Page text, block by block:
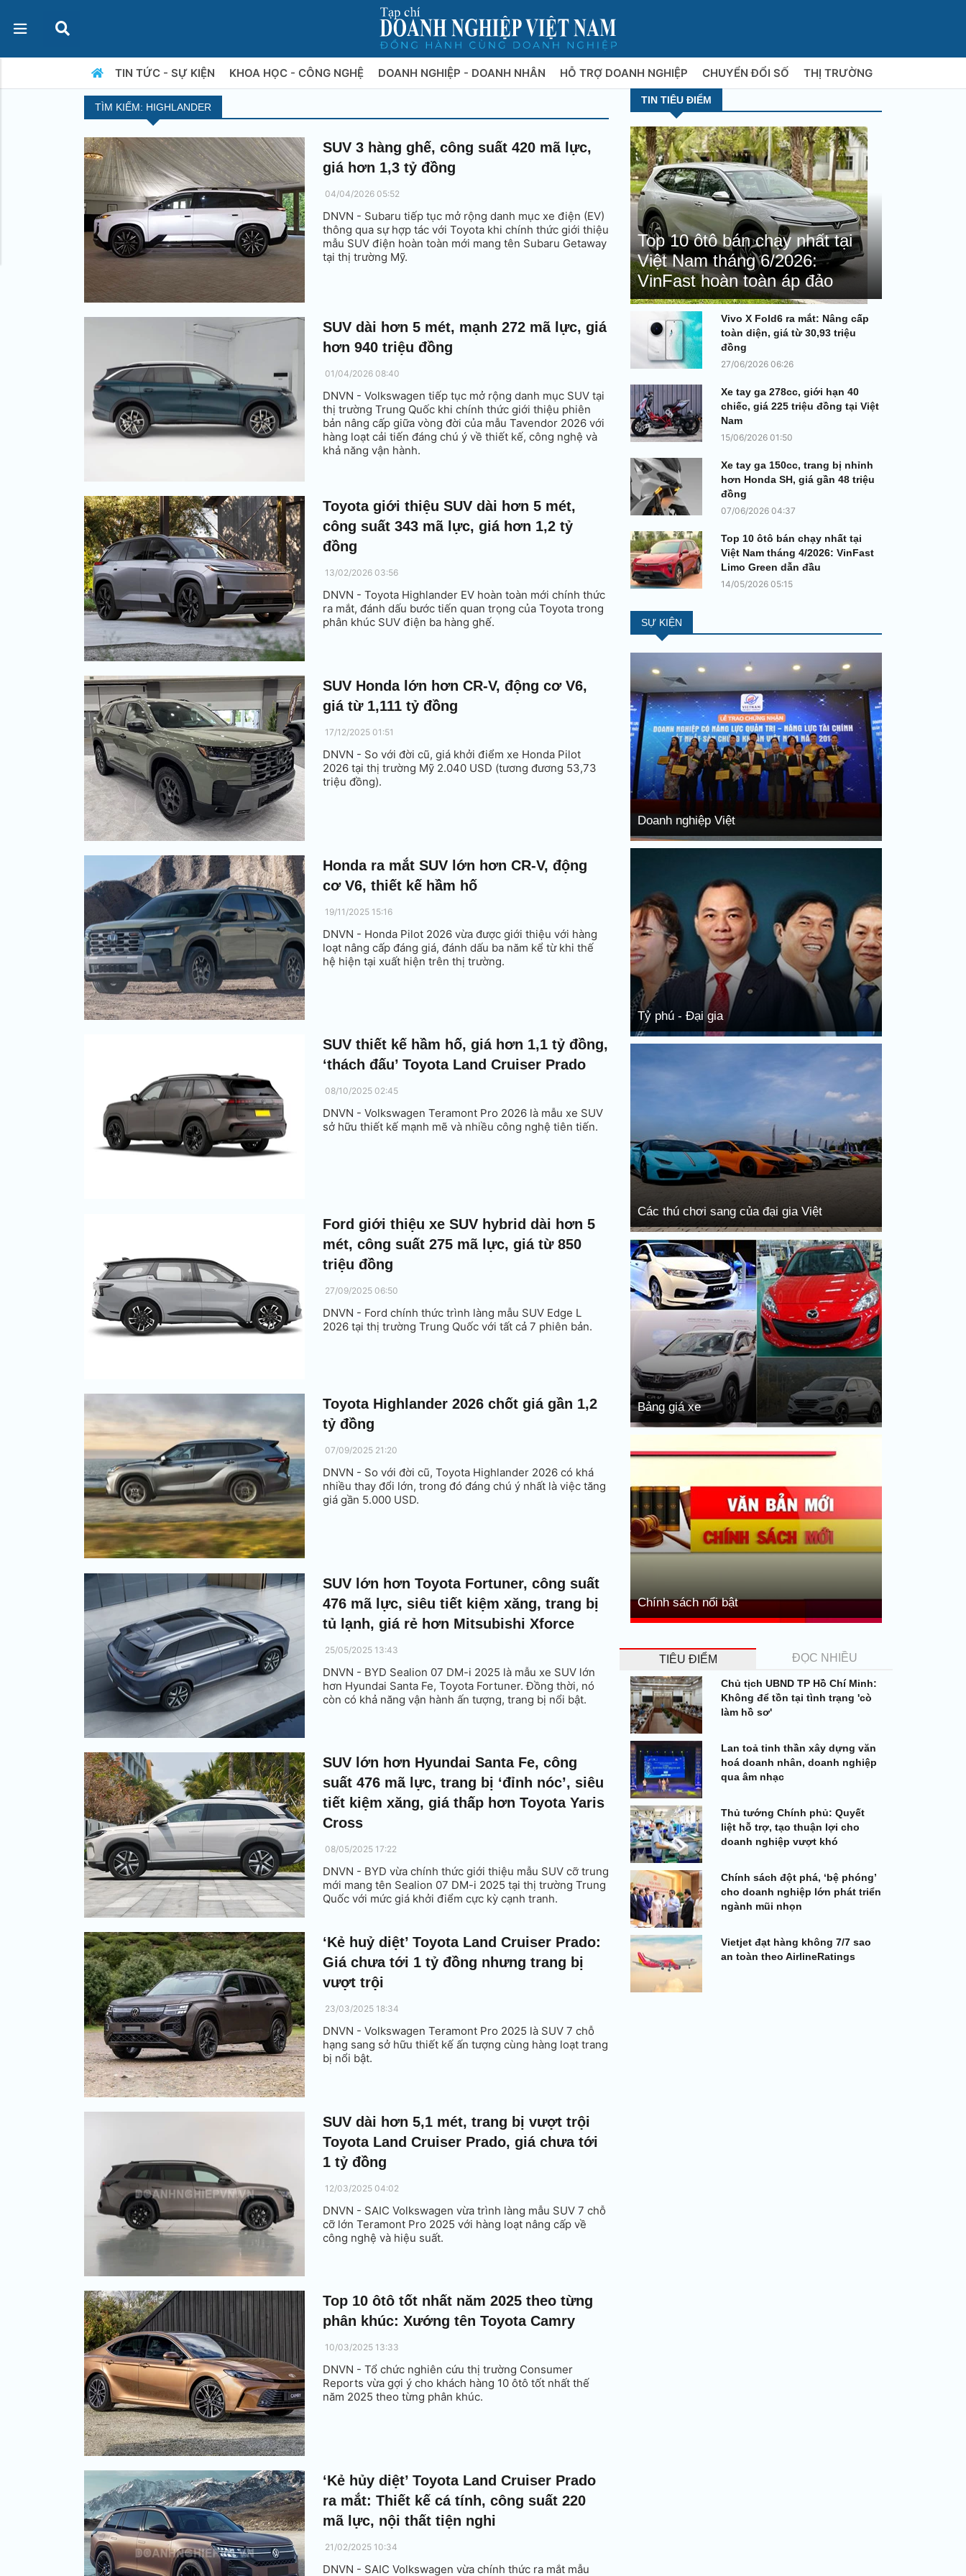
TIN TỨC - SỰ KIỆN KHOA HỌC - CÔNG NGHỆ DOANH NGHIỆP - DOANH NHÂN HỖ TRỢ DOANH NGHIỆP CHUYỂN ĐỔI SỐ THỊ TRƯỜNG
TÌM KIẾM: HIGHLANDER
SUV 3 hàng ghế, công suất 420 mã lực,
giá hơn 1,3 tỷ đồng
04/04/2026 05:52
DNVN - Subaru tiếp tục mở rộng danh mục xe điện (EV)
thông qua sự hợp tác với Toyota khi chính thức giới thiệu
mẫu SUV điện hoàn toàn mới mang tên Subaru Getaway
tại thị trường Mỹ.
SUV dài hơn 5 mét, mạnh 272 mã lực, giá
hơn 940 triệu đồng
01/04/2026 08:40
DNVN - Volkswagen tiếp tục mở rộng danh mục SUV tại
thị trường Trung Quốc khi chính thức giới thiệu phiên
bản nâng cấp giữa vòng đời của mẫu Tavendor 2026 với
hàng loạt cải tiến đáng chú ý về thiết kế, công nghệ và
khả năng vận hành.
Toyota giới thiệu SUV dài hơn 5 mét,
công suất 343 mã lực, giá hơn 1,2 tỷ
đồng
13/02/2026 03:56
DNVN - Toyota Highlander EV hoàn toàn mới chính thức
ra mắt, đánh dấu bước tiến quan trọng của Toyota trong
phân khúc SUV điện ba hàng ghế.
SUV Honda lớn hơn CR-V, động cơ V6,
giá từ 1,111 tỷ đồng
17/12/2025 01:51
DNVN - So với đời cũ, giá khởi điểm xe Honda Pilot
2026 tại thị trường Mỹ 2.040 USD (tương đương 53,73
triệu đồng).
Honda ra mắt SUV lớn hơn CR-V, động
cơ V6, thiết kế hầm hố
19/11/2025 15:16
DNVN - Honda Pilot 2026 vừa được giới thiệu với hàng
loạt nâng cấp đáng giá, đánh dấu ba năm kể từ khi thế
hệ hiện tại xuất hiện trên thị trường.
SUV thiết kế hầm hố, giá hơn 1,1 tỷ đồng,
‘thách đấu’ Toyota Land Cruiser Prado
08/10/2025 02:45
DNVN - Volkswagen Teramont Pro 2026 là mẫu xe SUV
sở hữu thiết kế mạnh mẽ và nhiều công nghệ tiên tiến.
Ford giới thiệu xe SUV hybrid dài hơn 5
mét, công suất 275 mã lực, giá từ 850
triệu đồng
27/09/2025 06:50
DNVN - Ford chính thức trình làng mẫu SUV Edge L
2026 tại thị trường Trung Quốc với tất cả 7 phiên bản.
Toyota Highlander 2026 chốt giá gần 1,2
tỷ đồng
07/09/2025 21:20
DNVN - So với đời cũ, Toyota Highlander 2026 có khá
nhiều thay đổi lớn, trong đó đáng chú ý nhất là việc tăng
giá gần 5.000 USD.
SUV lớn hơn Toyota Fortuner, công suất
476 mã lực, siêu tiết kiệm xăng, trang bị
tủ lạnh, giá rẻ hơn Mitsubishi Xforce
25/05/2025 13:43
DNVN - BYD Sealion 07 DM-i 2025 là mẫu xe SUV lớn
hơn Hyundai Santa Fe, Toyota Fortuner. Đồng thời, nó
còn có khả năng vận hành ấn tượng, trang bị nổi bật.
SUV lớn hơn Hyundai Santa Fe, công
suất 476 mã lực, trang bị ‘đỉnh nóc’, siêu
tiết kiệm xăng, giá thấp hơn Toyota Yaris
Cross
08/05/2025 17:22
DNVN - BYD vừa chính thức giới thiệu mẫu SUV cỡ trung
mới mang tên Sealion 07 DM-i 2025 tại thị trường Trung
Quốc với mức giá khởi điểm cực kỳ cạnh tranh.
‘Kẻ huỷ diệt’ Toyota Land Cruiser Prado:
Giá chưa tới 1 tỷ đồng nhưng trang bị
vượt trội
23/03/2025 18:34
DNVN - Volkswagen Teramont Pro 2025 là SUV 7 chỗ
hạng sang sở hữu thiết kế ấn tượng cùng hàng loạt trang
bị nổi bật.
SUV dài hơn 5,1 mét, trang bị vượt trội
Toyota Land Cruiser Prado, giá chưa tới
1 tỷ đồng
12/03/2025 04:02
DNVN - SAIC Volkswagen vừa trình làng mẫu SUV 7 chỗ
cỡ lớn Teramont Pro 2025 với hàng loạt nâng cấp về
công nghệ và hiệu suất.
Top 10 ôtô tốt nhất năm 2025 theo từng
phân khúc: Xướng tên Toyota Camry
10/03/2025 13:33
DNVN - Tổ chức nghiên cứu thị trường Consumer
Reports vừa gợi ý cho khách hàng 10 ôtô tốt nhất thế
năm 2025 theo từng phân khúc.
‘Kẻ hủy diệt’ Toyota Land Cruiser Prado
ra mắt: Thiết kế cá tính, công suất 220
mã lực, nội thất tiện nghi
21/02/2025 10:34
DNVN - SAIC Volkswagen vừa chính thức ra mắt mẫu
TIN TIÊU ĐIỂM
Top 10 ôtô bán chạy nhất tại
Việt Nam tháng 6/2026:
VinFast hoàn toàn áp đảo
Vivo X Fold6 ra mắt: Nâng cấp
toàn diện, giá từ 30,93 triệu
đồng
27/06/2026 06:26
Xe tay ga 278cc, giới hạn 40
chiếc, giá 225 triệu đồng tại Việt
Nam
15/06/2026 01:50
Xe tay ga 150cc, trang bị nhỉnh
hơn Honda SH, giá gần 48 triệu
đồng
07/06/2026 04:37
Top 10 ôtô bán chạy nhất tại
Việt Nam tháng 4/2026: VinFast
Limo Green dẫn đầu
14/05/2026 05:15
SỰ KIỆN
Doanh nghiệp Việt
Tỷ phú - Đại gia
Các thú chơi sang của đại gia Việt
Bảng giá xe
Chính sách nổi bật
TIÊU ĐIỂM ĐỌC NHIỀU
Chủ tịch UBND TP Hồ Chí Minh:
Không để tồn tại tình trạng 'cò
làm hồ sơ'
Lan toả tinh thần xây dựng văn
hoá doanh nhân, doanh nghiệp
qua âm nhạc
Thủ tướng Chính phủ: Quyết
liệt hỗ trợ, tạo thuận lợi cho
doanh nghiệp vượt khó
Chính sách đột phá, ‘bệ phóng’
cho doanh nghiệp lớn phát triển
ngành mũi nhọn
Vietjet đạt hàng không 7/7 sao
an toàn theo AirlineRatings